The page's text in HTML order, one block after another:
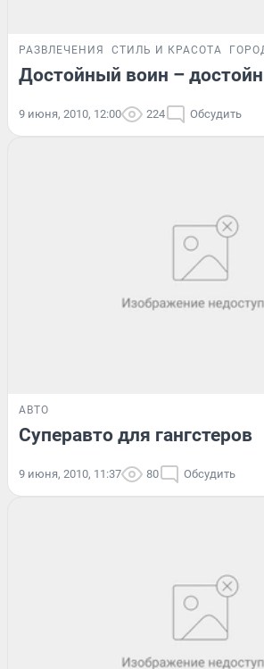
РАЗВЛЕЧЕНИЯ СТИЛЬ И КРАСОТА
Достойный воин –
9 июня, 2010, 12:00 224 Обсудить
АВТО
Суперавто для гангстеров
9 июня, 2010, 11:37 80 Обсудить